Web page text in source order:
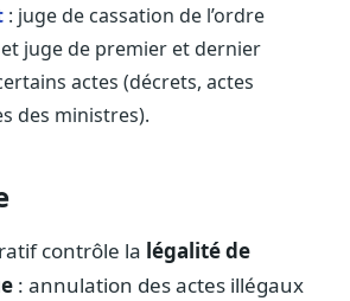
et amendements
embeds pour vos contenus
pour vos travaux académiques
santé, finance, numérique…
: juge de cassation de l’ordre
juge de premier et dernier
actes (décrets, actes
des ministres).
contrôle la légalité de
: annulation des actes illégaux